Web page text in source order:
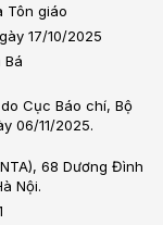
Tôn giáo
17/10/2025
Bá
Cục Báo chí, Bộ
06/11/2025.
68 Dương Đình
Nội.